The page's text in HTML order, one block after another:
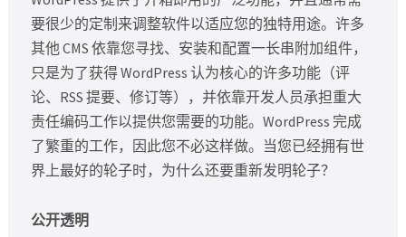
要很少的定制来调整软件以适应您的独特用途。许多
其他 CMS 依靠您寻找、安装和配置一长串附加组件，
只是为了获得 WordPress 认为核心的许多功能（评
论、RSS 提要、修订等），并依靠开发人员承担重大
责任编码工作以提供您需要的功能。WordPress 完成
了繁重的工作，因此您不必这样做。当您已经拥有世
界上最好的轮子时，为什么还要重新发明轮子？
公开透明